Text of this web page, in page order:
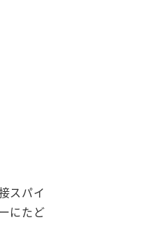
スパイ
にたど